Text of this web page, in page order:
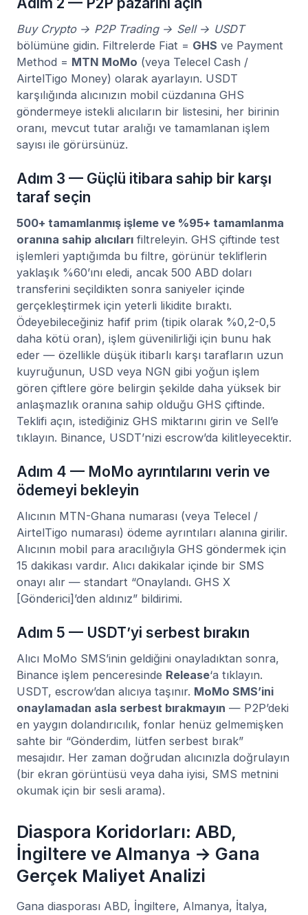
Buy Crypto → P2P Trading → Sell → USDT
bölümüne gidin. Filtrelerde Fiat = GHS ve Payment
Method = MTN MoMo (veya Telecel Cash /
AirtelTigo Money) olarak ayarlayın. USDT
karşılığında alıcınızın mobil cüzdanına GHS
göndermeye istekli alıcıların bir listesini, her birinin
oranı, mevcut tutar aralığı ve tamamlanan işlem
sayısı ile görürsünüz.
Adım 3 — Güçlü itibara sahip bir karşı
taraf seçin
500+ tamamlanmış işleme ve %95+ tamamlanma
oranına sahip alıcıları filtreleyin. GHS çiftinde test
işlemleri yaptığımda bu filtre, görünür tekliflerin
yaklaşık %60’ını eledi, ancak 500 ABD doları
transferini seçildikten sonra saniyeler içinde
gerçekleştirmek için yeterli likidite bıraktı.
Ödeyebileceğiniz hafif prim (tipik olarak %0,2-0,5
daha kötü oran), işlem güvenilirliği için bunu hak
eder — özellikle düşük itibarlı karşı tarafların uzun
kuyruğunun, USD veya NGN gibi yoğun işlem
gören çiftlere göre belirgin şekilde daha yüksek bir
anlaşmazlık oranına sahip olduğu GHS çiftinde.
Teklifi açın, istediğiniz GHS miktarını girin ve Sell’e
tıklayın. Binance, USDT’nizi escrow’da kilitleyecektir.
Adım 4 — MoMo ayrıntılarını verin ve
ödemeyi bekleyin
Alıcının MTN-Ghana numarası (veya Telecel /
AirtelTigo numarası) ödeme ayrıntıları alanına girilir.
Alıcının mobil para aracılığıyla GHS göndermek için
15 dakikası vardır. Alıcı dakikalar içinde bir SMS
onayı alır — standart “Onaylandı. GHS X
[Gönderici]’den aldınız” bildirimi.
Adım 5 — USDT’yi serbest bırakın
Alıcı MoMo SMS’inin geldiğini onayladıktan sonra,
Binance işlem penceresinde Release‘a tıklayın.
USDT, escrow’dan alıcıya taşınır. MoMo SMS’ini
onaylamadan asla serbest bırakmayın — P2P’deki
en yaygın dolandırıcılık, fonlar henüz gelmemişken
sahte bir “Gönderdim, lütfen serbest bırak”
mesajıdır. Her zaman doğrudan alıcınızla doğrulayın
(bir ekran görüntüsü veya daha iyisi, SMS metnini
okumak için bir sesli arama).
Diaspora Koridorları: ABD,
İngiltere ve Almanya → Gana
Gerçek Maliyet Analizi
Gana diasporası ABD, İngiltere, Almanya, İtalya,